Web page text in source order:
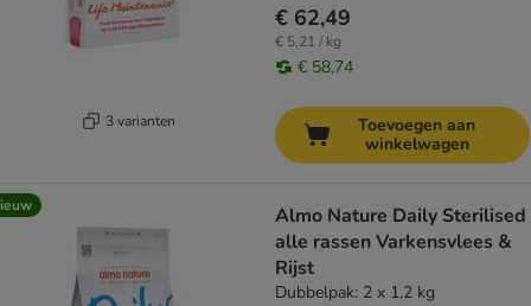
3 varianten
€ 62,49
€ 5,21 / kg
€ 58,74
Toevoegen aan
winkelwagen
Almo Nature Daily Sterilised
alle rassen Varkensvlees &
Rijst
Dubbelpak: 2 x 1,2 kg